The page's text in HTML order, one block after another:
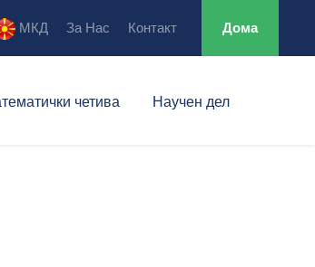
МКД За Нас Контакт Дома
четива Научен дел